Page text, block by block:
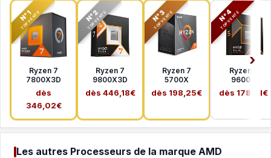
N°1
TOP VENTE
Ryzen 7
7800X3D
dès
346,02€
N°2
TOP VENTE
Ryzen 7
9800X3D
dès 446,18€
N°3
TOP VENTE
Ryzen 7
5700X
dès 198,25€
N°4
TOP VENTE
Ryzen 5
9600X
dès 178,41€
Les autres Processeurs de la marque AMD